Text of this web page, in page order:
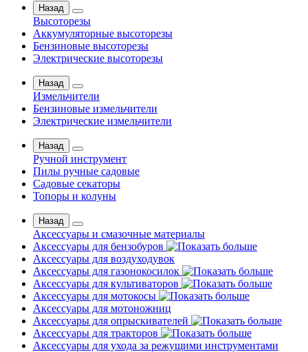
Назад
Высоторезы
Аккумуляторные высоторезы
Бензиновые высоторезы
Электрические высоторезы
Назад
Измельчители
Бензиновые измельчители
Электрические измельчители
Назад
Ручной инструмент
Пилы ручные садовые
Садовые секаторы
Топоры и колуны
Назад
Аксессуары и смазочные материалы
Аксессуары для бензобуров
Аксессуары для воздуходувок
Аксессуары для газонокосилок
Аксессуары для культиваторов
Аксессуары для мотокосы
Аксессуары для мотоножниц
Аксессуары для опрыскивателей
Аксессуары для тракторов
Аксессуары для ухода за режущими инструментами